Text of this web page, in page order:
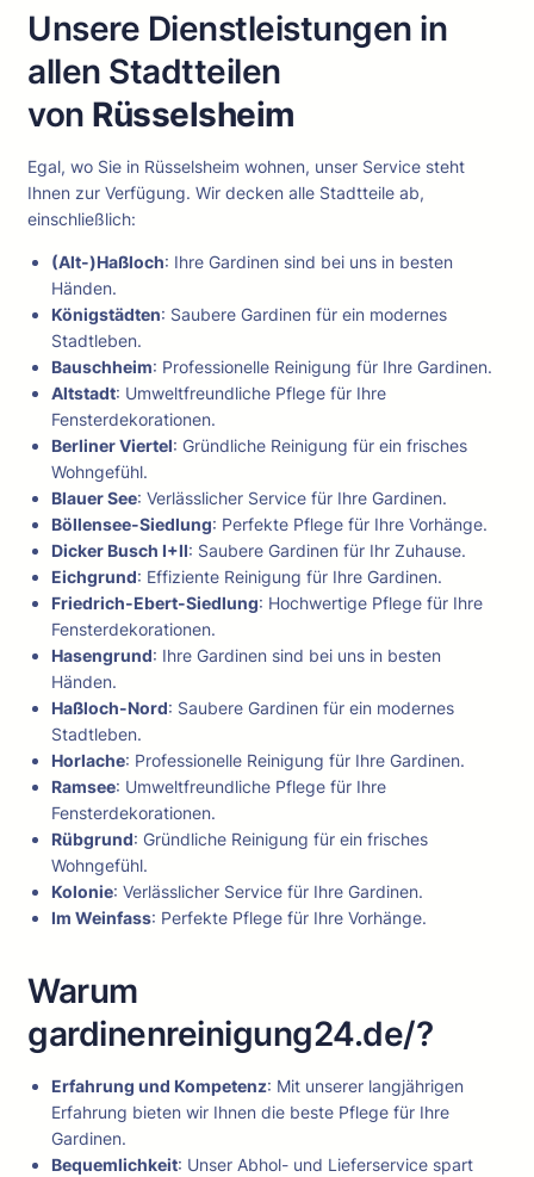
Unsere Dienstleistungen in
allen Stadtteilen
von Rüsselsheim
Egal, wo Sie in Rüsselsheim wohnen, unser Service steht
Ihnen zur Verfügung. Wir decken alle Stadtteile ab,
einschließlich:
(Alt-)Haßloch: Ihre Gardinen sind bei uns in besten
Händen.
Königstädten: Saubere Gardinen für ein modernes
Stadtleben.
Bauschheim: Professionelle Reinigung für Ihre Gardinen.
Altstadt: Umweltfreundliche Pflege für Ihre
Fensterdekorationen.
Berliner Viertel: Gründliche Reinigung für ein frisches
Wohngefühl.
Blauer See: Verlässlicher Service für Ihre Gardinen.
Böllensee-Siedlung: Perfekte Pflege für Ihre Vorhänge.
Dicker Busch I+II: Saubere Gardinen für Ihr Zuhause.
Eichgrund: Effiziente Reinigung für Ihre Gardinen.
Friedrich-Ebert-Siedlung: Hochwertige Pflege für Ihre
Fensterdekorationen.
Hasengrund: Ihre Gardinen sind bei uns in besten
Händen.
Haßloch-Nord: Saubere Gardinen für ein modernes
Stadtleben.
Horlache: Professionelle Reinigung für Ihre Gardinen.
Ramsee: Umweltfreundliche Pflege für Ihre
Fensterdekorationen.
Rübgrund: Gründliche Reinigung für ein frisches
Wohngefühl.
Kolonie: Verlässlicher Service für Ihre Gardinen.
Im Weinfass: Perfekte Pflege für Ihre Vorhänge.
Warum
gardinenreinigung24.de/?
Erfahrung und Kompetenz: Mit unserer langjährigen
Erfahrung bieten wir Ihnen die beste Pflege für Ihre
Gardinen.
Bequemlichkeit: Unser Abhol- und Lieferservice spart